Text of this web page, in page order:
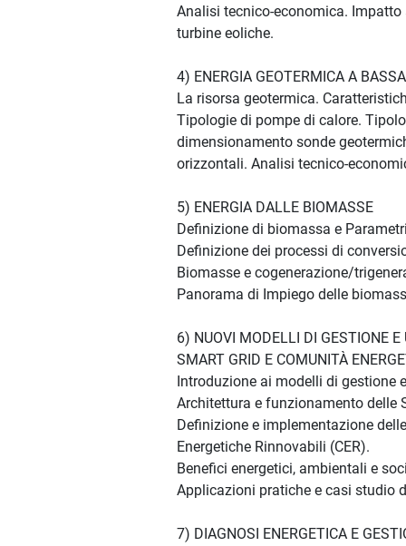
Analisi tecnico-economica. Impatto
turbine eoliche.
4) ENERGIA GEOTERMICA A
La risorsa geotermica.
Tipologie di pompe di calore.
dimensionamento sonde
orizzontali. Analisi tecnico-
5) ENERGIA DALLE BIOMASSE
Definizione di biomassa e
Definizione dei processi di
Biomasse e cogenerazione/
Panorama di Impiego delle
6) NUOVI MODELLI DI GESTIONE E
SMART GRID E COMUNITÀ
Introduzione ai modelli di gestione
Architettura e funzionamento delle
Definizione e implementazione
Energetiche Rinnovabili (CER).
Benefici energetici, ambientali e
Applicazioni pratiche e casi studio
7) DIAGNOSI ENERGETICA E